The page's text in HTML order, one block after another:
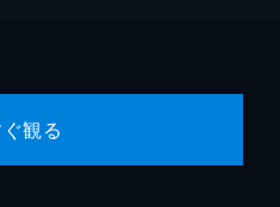
観る